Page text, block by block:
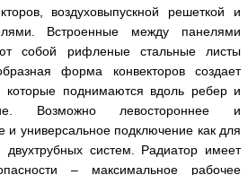
воздуховыпускной решеткой и
Встроенные между панелями
собой рифленые стальные листы
форма конвекторов создает
которые поднимаются вдоль ребер и
Возможно левостороннее и
и универсальное подключение как для
систем. Радиатор имеет
– максимальное рабочее